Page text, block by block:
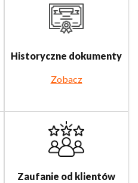
Historyczne dokumenty
Zobacz
Zaufanie od klientów